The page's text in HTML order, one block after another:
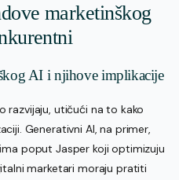
marketinškog
AI i njihove implikacije
razvijaju, utičući na to kako
Generativni AI, na primer,
poput Jasper koji optimizuju
marketari moraju pratiti